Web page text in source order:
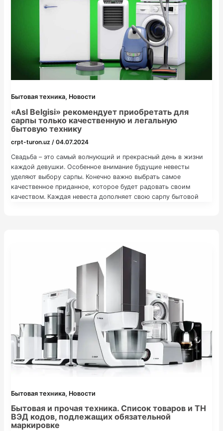
Бытовая техника, Новости
«Asl Belgisi» рекомендует приобретать для
сарпы только качественную и легальную
бытовую технику
crpt-turon.uz / 04.07.2024
Свадьба – это самый волнующий и прекрасный день в жизни
каждой девушки. Особенное внимание будущие невесты
уделяют выбору сарпы. Конечно важно выбрать самое
качественное приданное, которое будет радовать своим
качеством. Каждая невеста дополняет свою сарпу бытовой
Бытовая техника, Новости
Бытовая и прочая техника. Список товаров и ТН
ВЭД кодов, подлежащих обязательной
маркировке